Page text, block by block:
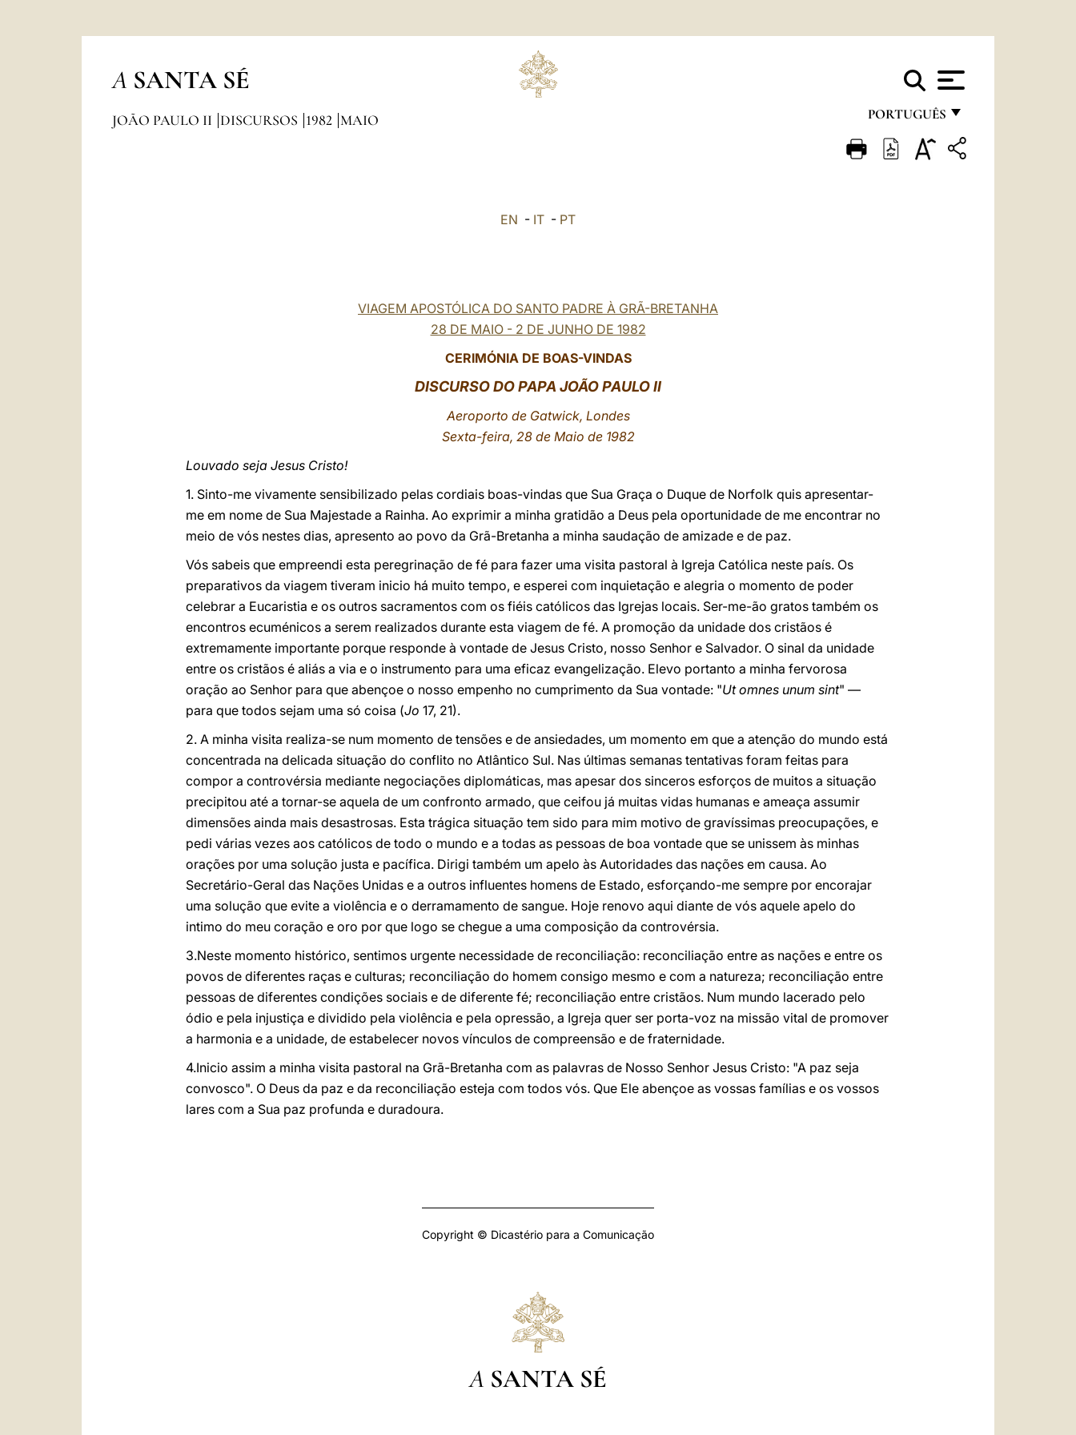
A SANTA SÉ
PORTUGUÊS
FRANÇAIS
JOÃO PAULO II DISCURSOS 1982 MAIO
EN - IT - PT
VIAGEM APOSTÓLICA DO SANTO PADRE À GRÃ-BRETANHA
28 DE MAIO - 2 DE JUNHO DE 1982
CERIMÓNIA DE BOAS-VINDAS
DISCURSO DO PAPA JOÃO PAULO II
Aeroporto de Gatwick, Londes
Sexta-feira, 28 de Maio de 1982
Louvado seja Jesus Cristo!
1. Sinto-me vivamente sensibilizado pelas cordiais boas-vindas que Sua Graça o Duque de Norfolk quis apresentar-
me em nome de Sua Majestade a Rainha. Ao exprimir a minha gratidão a Deus pela oportunidade de me encontrar no
meio de vós nestes dias, apresento ao povo da Grã-Bretanha a minha saudação de amizade e de paz.
Vós sabeis que empreendi esta peregrinação de fé para fazer uma visita pastoral à Igreja Católica neste país. Os
preparativos da viagem tiveram inicio há muito tempo, e esperei com inquietação e alegria o momento de poder
celebrar a Eucaristia e os outros sacramentos com os fiéis católicos das Igrejas locais. Ser-me-ão gratos também os
encontros ecuménicos a serem realizados durante esta viagem de fé. A promoção da unidade dos cristãos é
extremamente importante porque responde à vontade de Jesus Cristo, nosso Senhor e Salvador. O sinal da unidade
entre os cristãos é aliás a via e o instrumento para uma eficaz evangelização. Elevo portanto a minha fervorosa
oração ao Senhor para que abençoe o nosso empenho no cumprimento da Sua vontade: "Ut omnes unum sint" —
para que todos sejam uma só coisa (Jo 17, 21).
2. A minha visita realiza-se num momento de tensões e de ansiedades, um momento em que a atenção do mundo está
concentrada na delicada situação do conflito no Atlântico Sul. Nas últimas semanas tentativas foram feitas para
compor a controvérsia mediante negociações diplomáticas, mas apesar dos sinceros esforços de muitos a situação
precipitou até a tornar-se aquela de um confronto armado, que ceifou já muitas vidas humanas e ameaça assumir
dimensões ainda mais desastrosas. Esta trágica situação tem sido para mim motivo de gravíssimas preocupações, e
pedi várias vezes aos católicos de todo o mundo e a todas as pessoas de boa vontade que se unissem às minhas
orações por uma solução justa e pacífica. Dirigi também um apelo às Autoridades das nações em causa. Ao
Secretário-Geral das Nações Unidas e a outros influentes homens de Estado, esforçando-me sempre por encorajar
uma solução que evite a violência e o derramamento de sangue. Hoje renovo aqui diante de vós aquele apelo do
intimo do meu coração e oro por que logo se chegue a uma composição da controvérsia.
3.Neste momento histórico, sentimos urgente necessidade de reconciliação: reconciliação entre as nações e entre os
povos de diferentes raças e culturas; reconciliação do homem consigo mesmo e com a natureza; reconciliação entre
pessoas de diferentes condições sociais e de diferente fé; reconciliação entre cristãos. Num mundo lacerado pelo
ódio e pela injustiça e dividido pela violência e pela opressão, a Igreja quer ser porta-voz na missão vital de promover
a harmonia e a unidade, de estabelecer novos vínculos de compreensão e de fraternidade.
4.Inicio assim a minha visita pastoral na Grã-Bretanha com as palavras de Nosso Senhor Jesus Cristo: "A paz seja
convosco". O Deus da paz e da reconciliação esteja com todos vós. Que Ele abençoe as vossas famílias e os vossos
lares com a Sua paz profunda e duradoura.
Copyright © Dicastério para a Comunicação
A SANTA SÉ